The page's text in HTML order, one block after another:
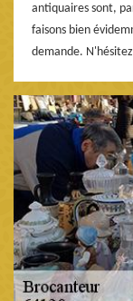
antiquaires sont,
faisons bien
demande.